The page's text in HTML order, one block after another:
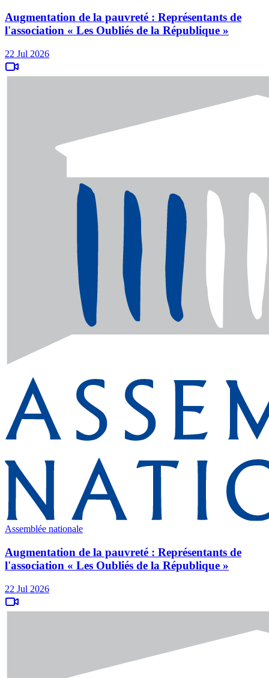
Augmentation de la pauvreté : Représentants de
l'association « Les Oubliés de la République »
22 Jul 2026
Assemblée nationale
Augmentation de la pauvreté : Représentants de
l'association « Les Oubliés de la République »
22 Jul 2026